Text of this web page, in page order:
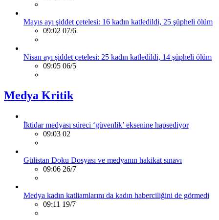
Mayıs ayı şiddet çetelesi: 16 kadın katledildi, 25 şüpheli ölüm
09:02 07/6
Nisan ayı şiddet çetelesi: 25 kadın katledildi, 14 şüpheli ölüm
09:05 06/5
Medya Kritik
İktidar medyası süreci ‘güvenlik’ eksenine hapsediyor
09:03 02
Gülistan Doku Dosyası ve medyanın hakikat sınavı
09:06 26/7
Medya kadın katliamlarını da kadın haberciliğini de görmedi
09:11 19/7